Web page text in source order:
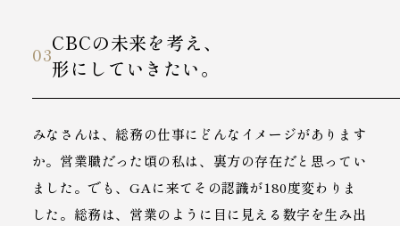
03CBCの未来を考え、
形にしていきたい。
みなさんは、総務の仕事にどんなイメージがあります
か。営業職だった頃の私は、裏方の存在だと思ってい
ました。でも、GAに来てその認識が180度変わりま
した。総務は、営業のように目に見える数字を生み出